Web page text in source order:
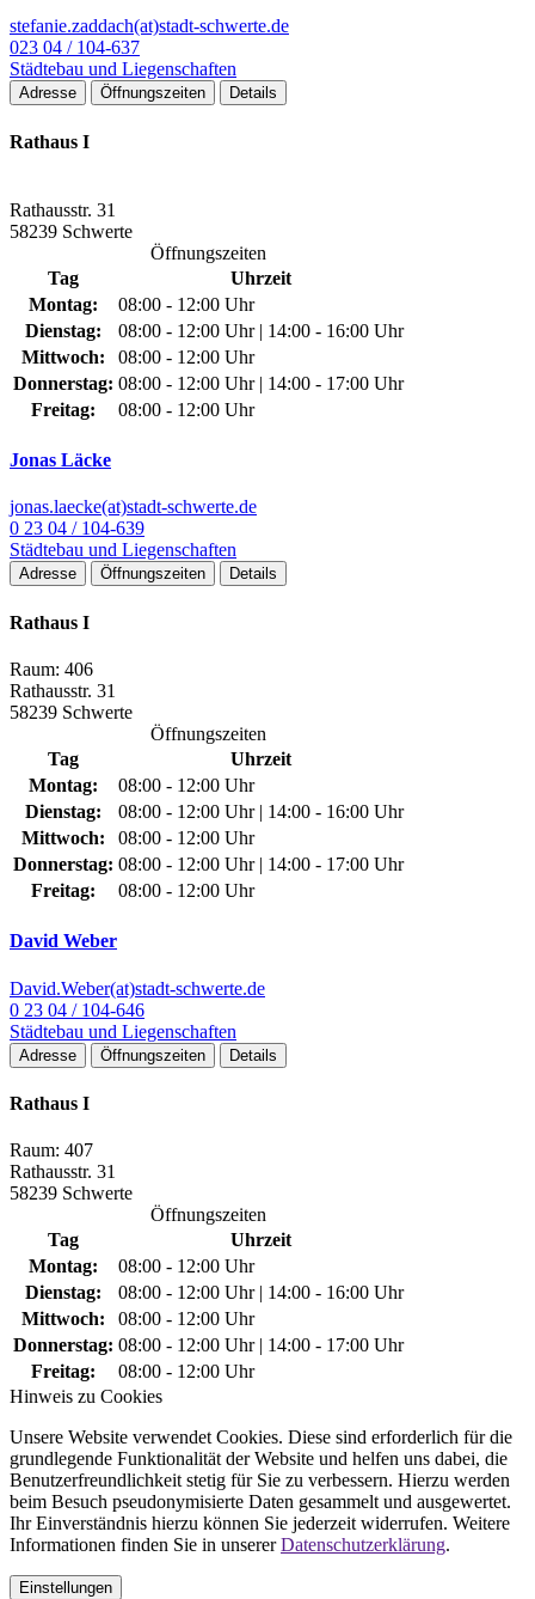
stefanie.zaddach(at)stadt-schwerte.de
023 04 / 104-637
Städtebau und Liegenschaften
Adresse Öffnungszeiten Details
Rathaus I
Rathausstr. 31
58239 Schwerte
Öffnungszeiten
Tag
Uhrzeit
Montag:
08:00 - 12:00 Uhr
Dienstag:
08:00 - 12:00 Uhr | 14:00 - 16:00 Uhr
Mittwoch:
08:00 - 12:00 Uhr
Donnerstag: 08:00 - 12:00 Uhr | 14:00 - 17:00 Uhr
Freitag:
08:00 - 12:00 Uhr
Jonas Läcke
jonas.laecke(at)stadt-schwerte.de
0 23 04 / 104-639
Städtebau und Liegenschaften
Adresse Öffnungszeiten Details
Rathaus I
Raum: 406
Rathausstr. 31
58239 Schwerte
Öffnungszeiten
Tag
Uhrzeit
Montag:
08:00 - 12:00 Uhr
Dienstag:
08:00 - 12:00 Uhr | 14:00 - 16:00 Uhr
Mittwoch:
08:00 - 12:00 Uhr
Donnerstag: 08:00 - 12:00 Uhr | 14:00 - 17:00 Uhr
Freitag:
08:00 - 12:00 Uhr
David Weber
David.Weber(at)stadt-schwerte.de
0 23 04 / 104-646
Städtebau und Liegenschaften
Adresse Öffnungszeiten Details
Rathaus I
Raum: 407
Rathausstr. 31
58239 Schwerte
Öffnungszeiten
Tag
Uhrzeit
Montag:
08:00 - 12:00 Uhr
Dienstag:
08:00 - 12:00 Uhr | 14:00 - 16:00 Uhr
Mittwoch:
08:00 - 12:00 Uhr
Donnerstag: 08:00 - 12:00 Uhr | 14:00 - 17:00 Uhr
Freitag:
08:00 - 12:00 Uhr
Hinweis zu Cookies
Unsere Website verwendet Cookies. Diese sind erforderlich für die
grundlegende Funktionalität der Website und helfen uns dabei, die
Benutzerfreundlichkeit stetig für Sie zu verbessern. Hierzu werden
beim Besuch pseudonymisierte Daten gesammelt und ausgewertet.
Ihr Einverständnis hierzu können Sie jederzeit widerrufen. Weitere
Informationen finden Sie in unsererDatenschutzerklärung.
Einstellungen